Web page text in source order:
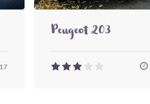
Peugeot 203